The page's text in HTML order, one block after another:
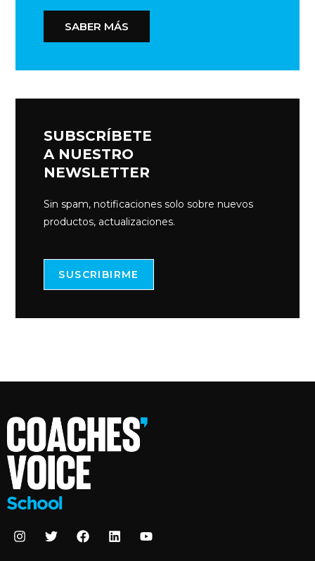
SABER MÁS
SUBSCRÍBETE
A NUESTRO
NEWSLETTER
Sin spam, notificaciones solo sobre nuevos
productos, actualizaciones.
SUSCRIBIRME